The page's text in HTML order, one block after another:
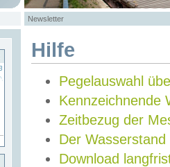
Newsletter
Hilfe
Pegelauswahl
Kennzeichnende
Zeitbezug der
Der Wasserstand
Download